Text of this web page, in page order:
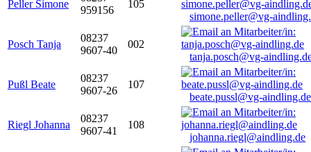
Peller Simone
959156
105
simone.peller@vg-
Posch Tanja
08237
9607-40
002
tanja.posch@vg-
Pußl Beate
08237
9607-26
107
beate.pussl@vg-aindling.de
Riegl Johanna
08237
9607-41
108
johanna.riegl@aindling.de